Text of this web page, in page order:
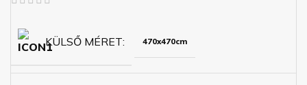
KÜLSŐ MÉRET 470x470cm